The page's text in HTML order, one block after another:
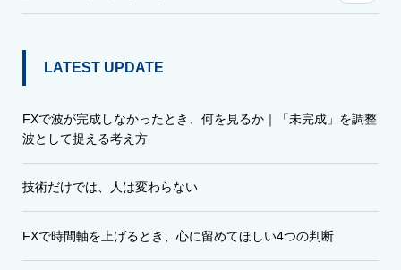
LATEST UPDATE
FXで波が完成しなかったとき、何を見るか｜「未完成」を調整
波として捉える考え方
技術だけでは、人は変わらない
FXで時間軸を上げるとき、心に留めてほしい4つの判断